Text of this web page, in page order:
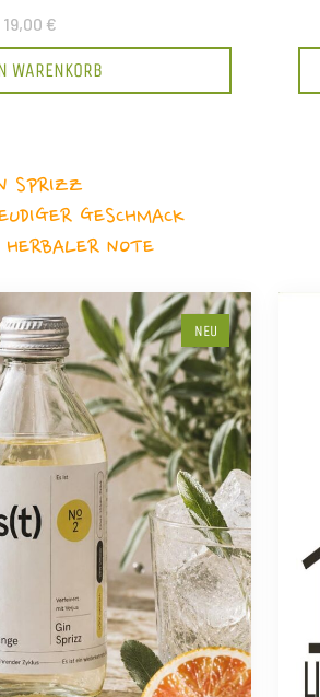
19,00 €
WARENKORB
SPRIZZ
GESCHMACK
NOTE
NEU